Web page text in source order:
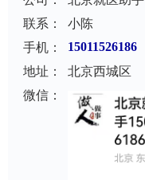
联系：
小陈
手机：
15011526186
地址：
北京西城区
微信：